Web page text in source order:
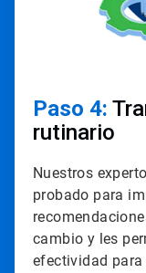
Paso 4:
rutinario
Nuestros
probado para
cambio y les
efectividad